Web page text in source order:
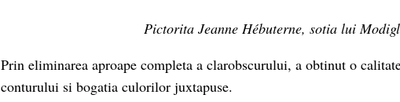
Pictorita Jeanne Hébuterne, sotia lui
Prin eliminarea aproape completa a clarobscurului, a obtinut o
conturului si bogatia culorilor juxtapuse.